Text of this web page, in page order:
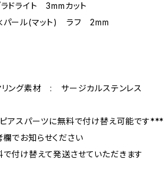
ラドライト 3mmカット
パール(マット) ラフ 2mm
リング素材 : サージカルステンレス
アスパーツに無料で付け替え可能です***
欄でお知らせください
で付け替えて発送させていただきます